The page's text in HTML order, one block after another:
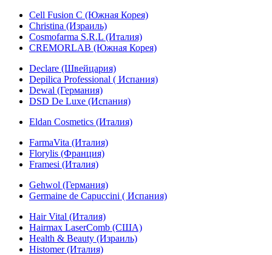
Cell Fusion C (Южная Корея)
Christina (Израиль)
Cosmofarma S.R.L (Италия)
CREMORLAB (Южная Корея)
Declare (Швейцария)
Depilica Professional ( Испания)
Dewal (Германия)
DSD De Luxe (Испания)
Eldan Cosmetics (Италия)
FarmaVita (Италия)
Florylis (Франция)
Framesi (Италия)
Gehwol (Германия)
Germaine de Capuccini ( Испания)
Hair Vital (Италия)
Hairmax LaserComb (США)
Health & Beauty (Израиль)
Histomer (Италия)